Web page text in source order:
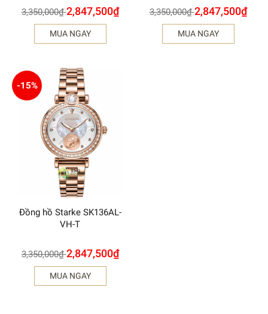
3,350,000₫ 2,847,500₫
MUA NGAY
3,350,000₫ 2,847,500₫
MUA NGAY
-15%
Đồng hồ Starke SK136AL-
VH-T
3,350,000₫ 2,847,500₫
MUA NGAY